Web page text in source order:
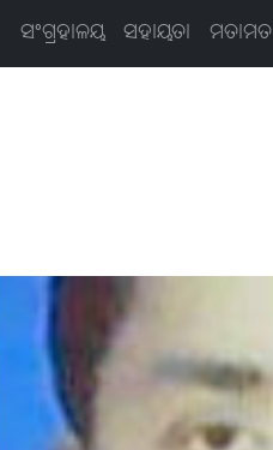
ସଂଗ୍ରହାଳୟ ସହାୟତା ମତାମତ